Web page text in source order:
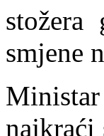
smjene
najkraći